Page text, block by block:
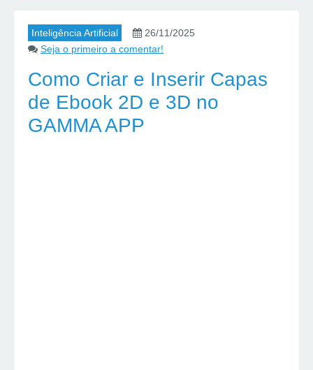
Inteligência Artificial
26/11/2025
Seja o primeiro a comentar!
Como Criar e Inserir Capas
de Ebook 2D e 3D no
GAMMA APP